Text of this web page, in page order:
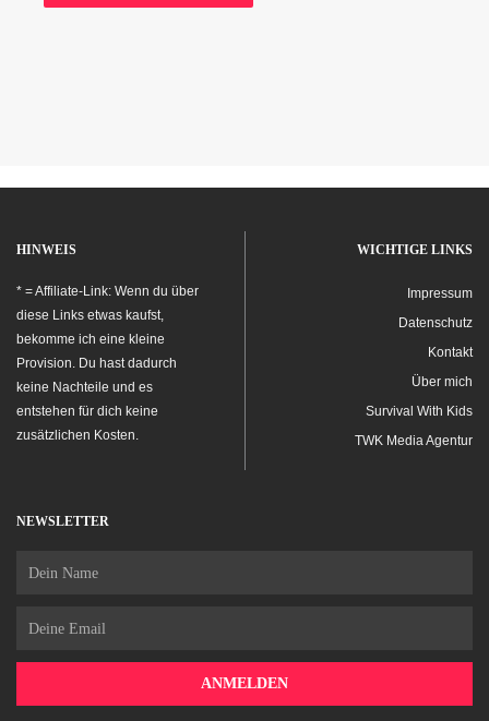
HINWEIS
* = Affiliate-Link: Wenn du über
diese Links etwas kaufst,
bekomme ich eine kleine
Provision. Du hast dadurch
keine Nachteile und es
entstehen für dich keine
zusätzlichen Kosten.
WICHTIGE LINKS
Impressum
Datenschutz
Kontakt
Über mich
Survival With Kids
TWK Media Agentur
NEWSLETTER
Name
Email
ANMELDEN